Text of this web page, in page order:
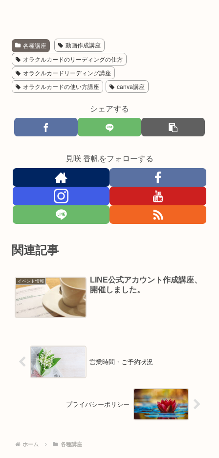
各種講座 動画作成講座
オラクルカードのリーディングの仕方
オラクルカードリーディング講座
オラクルカードの使い方講座
canva講座
シェアする
見咲 香帆をフォローする
関連記事
イベント情報
LINE公式アカウント作成講座、
開催しました。
営業時間・ご予約状況
プライバシーポリシー
ホーム 各種講座